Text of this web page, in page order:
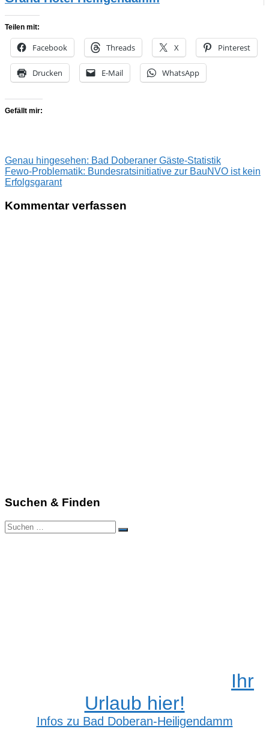
Teilen mit:
Facebook Threads X Pinterest
Drucken E-Mail WhatsApp
Gefällt mir:
Beitragsnavigation
Vorheriger
Beitrag:
Genau hingesehen: Bad Doberaner Gäste-Statistik
Nächster
Beitrag:
Fewo-Problematik: Bundesratsinitiative zur BauNVO ist kein
Erfolgsgarant
Kommentar verfassen
Suchen & Finden
Suchen
nach:
Suchen
Ihr
Urlaub hier!
Infos zu Bad Doberan-Heiligendamm